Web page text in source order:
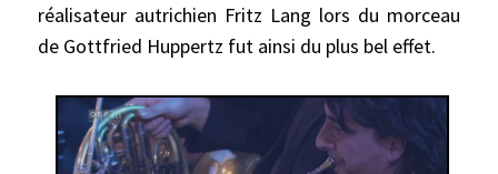
réalisateur autrichien Fritz Lang lors du morceau
de Gottfried Huppertz fut ainsi du plus bel effet.